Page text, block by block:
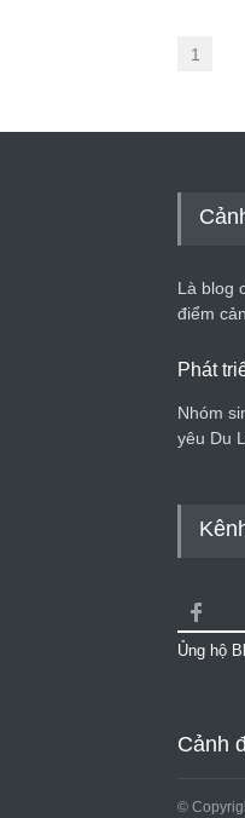
1
Là blog
điểm
Phát
Nhóm
yêu Du
Ủng hộ
Cảnh
©